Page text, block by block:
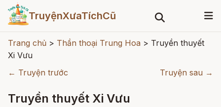
TruyệnXưaTíchCũ
Trang chủ > Thần thoại Trung Hoa > Truyền thuyết
Xi Vưu
← Truyện trước
Truyện sau →
Truyền thuyết Xi Vưu